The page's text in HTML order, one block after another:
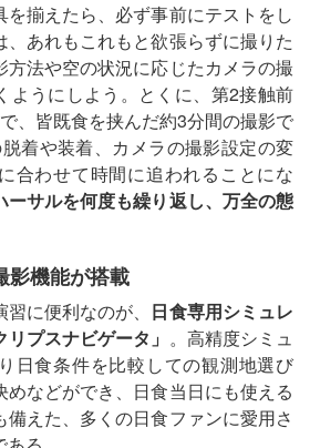
揃えたら、必ず事前にテストをし
、あれもこれもと欲張らずに撮りた
方法や空の状況に応じたカメラの撮
ようにしよう。とくに、第2接触前
、皆既食を挟んだ約3分間の撮影で
着や装着、カメラの撮影設定の変
合わせて時間に追われることにな
ーサルを何度も繰り返し、万全の態
影機能が搭載
に便利なのが、 日食専用シミュレ
プスナビゲータ」 。高精度シミュ
日食条件を比較しての観測地選び
などができ、日食当日にも使える
備えた、多くの日食ファンに愛用さ